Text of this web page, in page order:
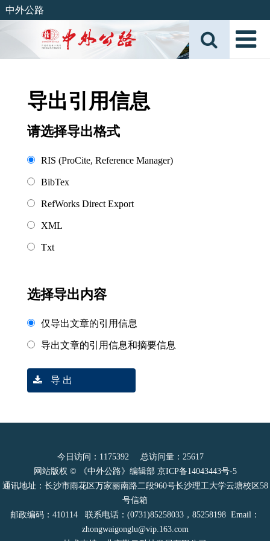
中外公路
导出引用信息
请选择导出格式
RIS (ProCite, Reference Manager)
BibTex
RefWorks Direct Export
XML
Txt
选择导出内容
仅导出文章的引用信息
导出文章的引用信息和摘要信息
导 出
今日访问： 1175392 总访问量： 25617
网站版权 © 《中外公路》编辑部 京ICP备14043443号-5
通讯地址：长沙市雨花区万家丽南路二段960号长沙理工大学云塘校区58
号信箱
邮政编码：410114 联系电话：(0731)85258033，85258198 Email：
zhongwaigonglu@vip.163.com